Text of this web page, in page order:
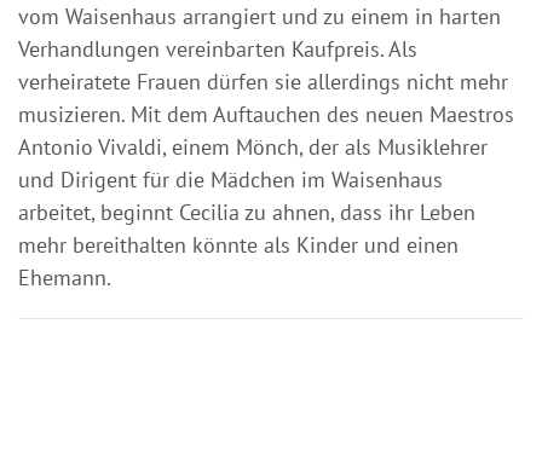
vom Waisenhaus arrangiert und zu einem in harten
Verhandlungen vereinbarten Kaufpreis. Als
verheiratete Frauen dürfen sie allerdings nicht mehr
musizieren. Mit dem Auftauchen des neuen Maestros
Antonio Vivaldi, einem Mönch, der als Musiklehrer
und Dirigent für die Mädchen im Waisenhaus
arbeitet, beginnt Cecilia zu ahnen, dass ihr Leben
mehr bereithalten könnte als Kinder und einen
Ehemann.